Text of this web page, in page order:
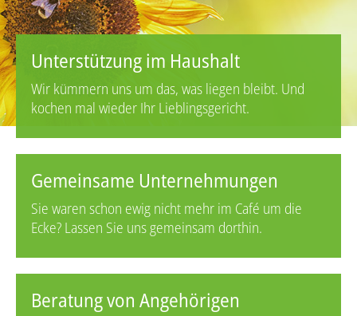
Unterstützung im Haushalt
Wir kümmern uns um das, was liegen bleibt. Und
kochen mal wieder Ihr Lieblingsgericht.
Gemeinsame Unternehmungen
Sie waren schon ewig nicht mehr im Café um die
Ecke? Lassen Sie uns gemeinsam dorthin.
Beratung von Angehörigen